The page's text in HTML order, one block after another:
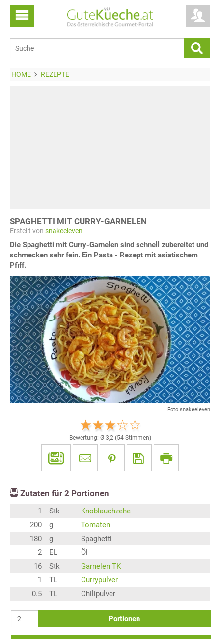
HOME REZEPTE
SPAGHETTI MIT CURRY-GARNELEN
Erstellt von snakeeleven
Die Spaghetti mit Curry-Garnelen sind schnell zubereitet und
schmecken sehr fein. Ein Pasta - Rezept mit asiatischem
Pfiff.
Foto snakeeleven
Bewertung: Ø 3,2(54Stimmen)
Zutaten für 2 Portionen
1 Stk
Knoblauchzehe
200
g
Tomaten
180
g
Spaghetti
2
EL
Öl
16
Stk
Garnelen TK
1
TL
Currypulver
0.5
TL Chilipulver
Portionen